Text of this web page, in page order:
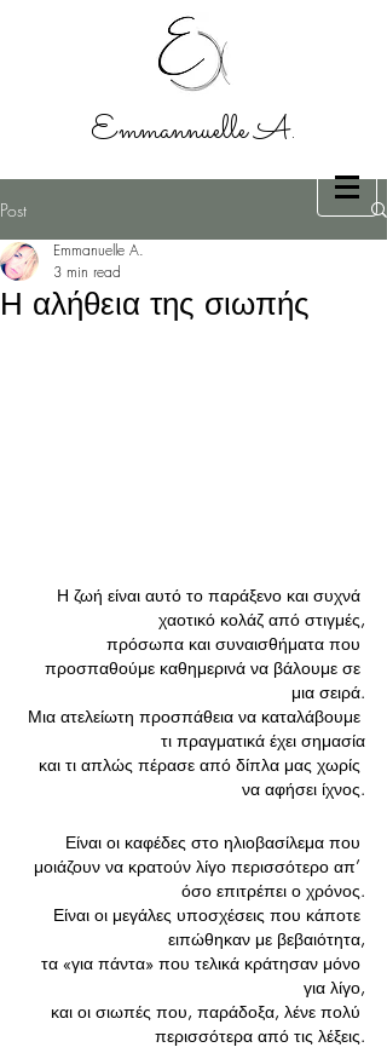
Emmannuelle A.
Post
Η αλήθεια της σιωπής
Emmanuelle A.
3 min read
Η ζωή είναι αυτό το παράξενο και συχνά
χαοτικό κολάζ από στιγμές,
προσπαθούμε καθημερινά να βάλουμε σε
μια σειρά.
τι πραγματικά έχει σημασία
να αφήσει ίχνος.
Είναι οι καφέδες στο ηλιοβασίλεμα που
μοιάζουν να κρατούν λίγο περισσότερο απ’
όσο επιτρέπει ο χρόνος.
ειπώθηκαν με βεβαιότητα,
για λίγο,
περισσότερα από τις λέξεις.